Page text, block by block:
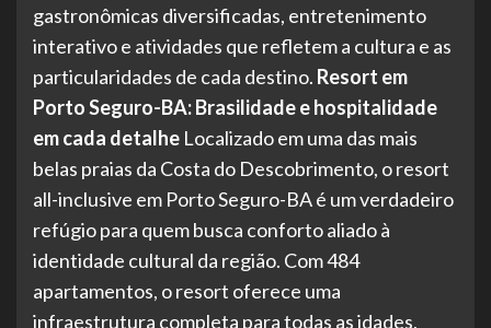
gastronômicas diversificadas, entretenimento
interativo e atividades que refletem a cultura e as
particularidades de cada destino. Resort em
Porto Seguro-BA: Brasilidade e hospitalidade
em cada detalhe Localizado em uma das mais
belas praias da Costa do Descobrimento, o resort
all-inclusive em Porto Seguro-BA é um verdadeiro
refúgio para quem busca conforto aliado à
identidade cultural da região. Com 484
apartamentos, o resort oferece uma
infraestrutura completa para todas as idades,